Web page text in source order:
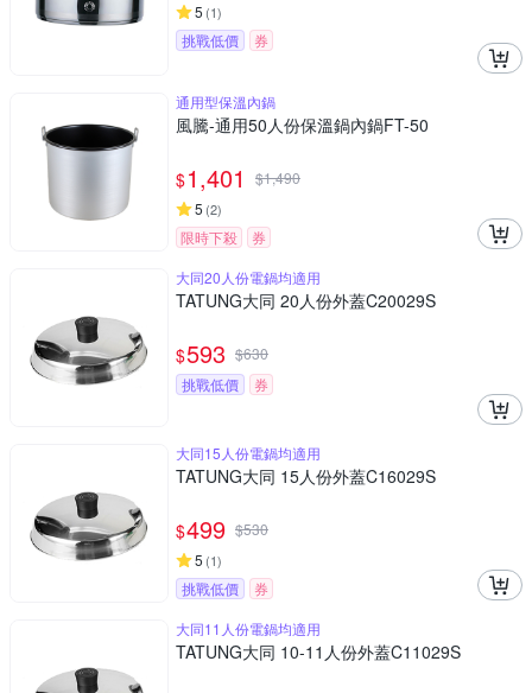
5 (1)
挑戰低價 券
通用型保溫內鍋
風騰-通用50人份保溫鍋內鍋FT-50
$1,401 $1,490
5 (2)
限時下殺
券
大同20人份電鍋均適用
TATUNG大同 20人份外蓋C20029S
$593 $630
挑戰低價
券
大同15人份電鍋均適用
TATUNG大同 15人份外蓋C16029S
$499 $530
5 (1)
挑戰低價
券
大同11人份電鍋均適用
TATUNG大同 10-11人份外蓋C11029S